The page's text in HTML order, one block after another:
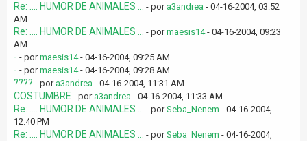
Re: .... HUMOR DE ANIMALES ... - por a3andrea - 04-16-2004, 03:52
AM
Re: .... HUMOR DE ANIMALES ... - pormaesis14- 04-16-2004, 09:23
AM
- - pormaesis14- 04-16-2004, 09:25 AM
- - pormaesis14- 04-16-2004, 09:28 AM
???? - por a3andrea - 04-16-2004, 11:31 AM
COSTUMBRE - por a3andrea - 04-16-2004, 11:33 AM
Re: .... HUMOR DE ANIMALES ... - porSeba_Nenem - 04-16-2004,
12:40 PM
Re: .... HUMOR DE ANIMALES ... - porSeba_Nenem - 04-16-2004,